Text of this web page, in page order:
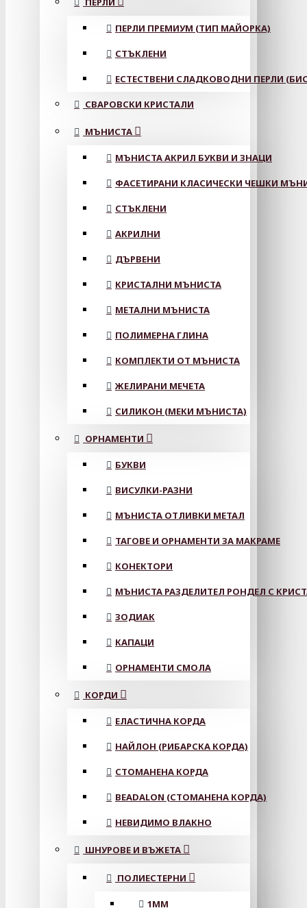
ПЕРЛИ ПРЕМИУМ (ТИП МАЙОРКА)
СТЪКЛЕНИ
ЕСТЕСТВЕНИ СЛАДКОВОДНИ ПЕРЛИ
СВАРОВСКИ КРИСТАЛИ
МЪНИСТА
МЪНИСТА АКРИЛ БУКВИ И ЗНАЦИ
ФАСЕТИРАНИ КЛАСИЧЕСКИ ЧЕШКИ
СТЪКЛЕНИ
АКРИЛНИ
ДЪРВЕНИ
КРИСТАЛНИ МЪНИСТА
МЕТАЛНИ МЪНИСТА
ПОЛИМЕРНА ГЛИНА
КОМПЛЕКТИ ОТ МЪНИСТА
ЖЕЛИРАНИ МЕЧЕТА
СИЛИКОН (МЕКИ МЪНИСТА)
ОРНАМЕНТИ
БУКВИ
ВИСУЛКИ-РАЗНИ
МЪНИСТА ОТЛИВКИ МЕТАЛ
ТАГОВЕ И ОРНАМЕНТИ ЗА МАКРАМЕ
КОНЕКТОРИ
МЪНИСТА РАЗДЕЛИТЕЛ РОНДЕЛ С
ЗОДИАК
КАПАЦИ
ОРНАМЕНТИ СМОЛА
КОРДИ
ЕЛАСТИЧНА КОРДА
НАЙЛОН (РИБАРСКА КОРДА)
СТОМАНЕНА КОРДА
BEADALON (СТОМАНЕНА КОРДА)
НЕВИДИМО ВЛАКНО
ШНУРОВЕ И ВЪЖЕТА
ПОЛИЕСТЕРНИ
1ММ